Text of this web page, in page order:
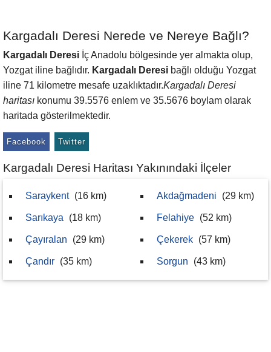
Kargadalı Deresi Nerede ve Nereye Bağlı?
Kargadalı Deresi İç Anadolu bölgesinde yer almakta olup,
Yozgat iline bağlıdır. Kargadalı Deresi bağlı olduğu Yozgat
iline 71 kilometre mesafe uzaklıktadır.Kargadalı Deresi
haritası konumu 39.5576 enlem ve 35.5676 boylam olarak
haritada gösterilmektedir.
Facebook Twitter
Kargadalı Deresi Haritası Yakınındaki İlçeler
Saraykent (16 km)
Sarıkaya (18 km)
Çayıralan (29 km)
Çandır (35 km)
Akdağmadeni (29 km)
Felahiye (52 km)
Çekerek (57 km)
Sorgun (43 km)